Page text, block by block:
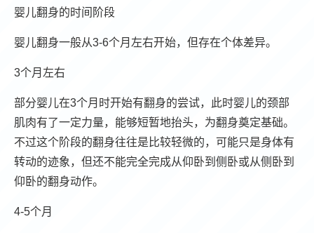
婴儿翻身的时间阶段
婴儿翻身一般从3-6个月左右开始，但存在个体差异。
3个月左右
部分婴儿在3个月时开始有翻身的尝试，此时婴儿的颈部
肌肉有了一定力量，能够短暂地抬头，为翻身奠定基础。
不过这个阶段的翻身往往是比较轻微的，可能只是身体有
转动的迹象，但还不能完全完成从仰卧到侧卧或从侧卧到
仰卧的翻身动作。
4-5个月